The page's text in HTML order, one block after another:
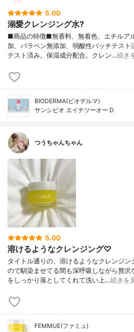
5.00
溺愛クレンジング水?
■商品の特徴■無香料、無着色、エチルア
加、パラペン無添加、弱酸性パッチテスト
テスト済み。保湿成分配合。クレン…続き
BIODERMA(ビオデルマ)
サンシビオ エイチツーオー D
つうちゃんちゃん
5.00
溶けるようなクレンジング♡
タイトル通りの、溶けるようなクレンジ
ので馴染ませてる間も深呼吸しながら贅沢
をしっかり落としてくれて洗い上…続きを
FEMMUE(ファミュ)